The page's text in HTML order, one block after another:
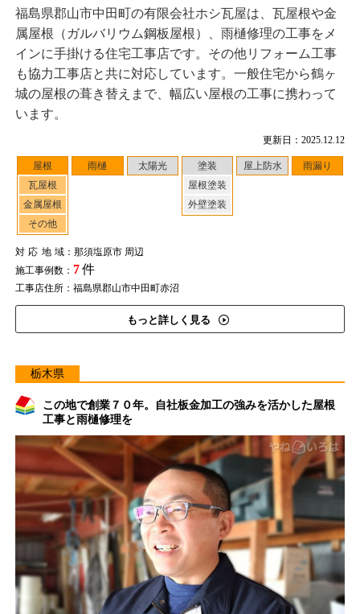
更新日：2025.12.12
屋根
瓦屋根
金属屋根
その他
雨樋 太陽光
塗装
屋根塗装
外壁塗装
屋上防水 雨漏り
対応地域：那須塩原市 周辺
施工事例数： 7件
工事店住所：福島県郡山市中田町赤沼
もっと詳しく見る
福島県郡山市中田町の有限会社ホシ瓦屋は、瓦屋根や金
属屋根（ガルバリウム鋼板屋根）、雨樋修理の工事をメ
インに手掛ける住宅工事店です。その他リフォーム工事
も協力工事店と共に対応しています。一般住宅から鶴ヶ
城の屋根の葺き替えまで、幅広い屋根の工事に携わって
います。
栃木県
この地で創業７０年。自社板金加工の強みを活かした屋根
工事と雨樋修理を